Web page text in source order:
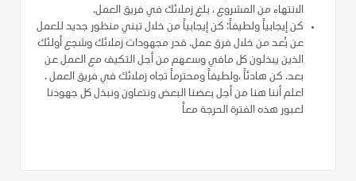
الانتهاء من المشروع ، بلغ زملائك في فريق العمل.
كن إيجابياً ولطيفاً: كن إيجابياً من خلال تبني منظور جديد للعمل
عن بُعد من خلال فرق عمل. قدر مجهودات زملائك وشجع أولئك
الذين يبذلون كل مافي وسعهم من أجل التكيف مع العمل عن
بعد. كن هادئاً ،ولطيفاً ومحترماً تجاه زملائك في فريق العمل .
اعلم أننا هنا من أجل بعضنا البعض ونتعاون ونبذل كل جهودنا
لعبور هذه الفترة الحرجة معاً